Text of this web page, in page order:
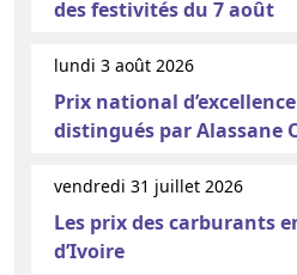
des festivités du 7 août
lundi 3 août 2026
Prix national
distingués par Alassane
vendredi 31 juillet 2026
Les prix des carburants
d’Ivoire